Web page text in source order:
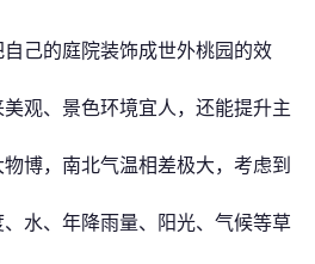
己的庭院装饰成世外桃园的效
观、景色环境宜人，还能提升主
博，南北气温相差极大，考虑到
水、年降雨量、阳光、气候等草